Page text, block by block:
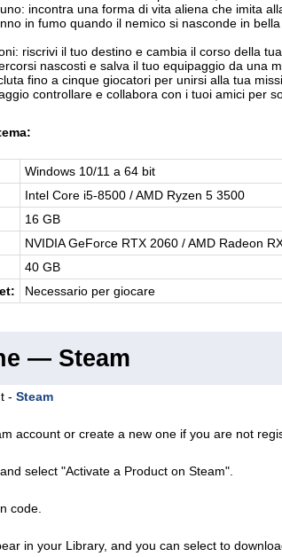
incontra una forma di vita aliena che imita
in fumo quando il nemico si nasconde in
riscrivi il tuo destino e cambia il corso della
nascosti e salva il tuo equipaggio da una
fino a cinque giocatori per unirsi alla tua
controllare e collabora con i tuoi amici per
Windows 10/11 a 64 bit
Intel Core i5-8500 / AMD Ryzen 5 3500
16 GB
NVIDIA GeForce RTX 2060 / AMD Radeon
40 GB
Necessario per giocare
— Steam
- Steam
account or create a new one if you are not
select "Activate a Product on Steam".
code.
in your Library, and you can select to